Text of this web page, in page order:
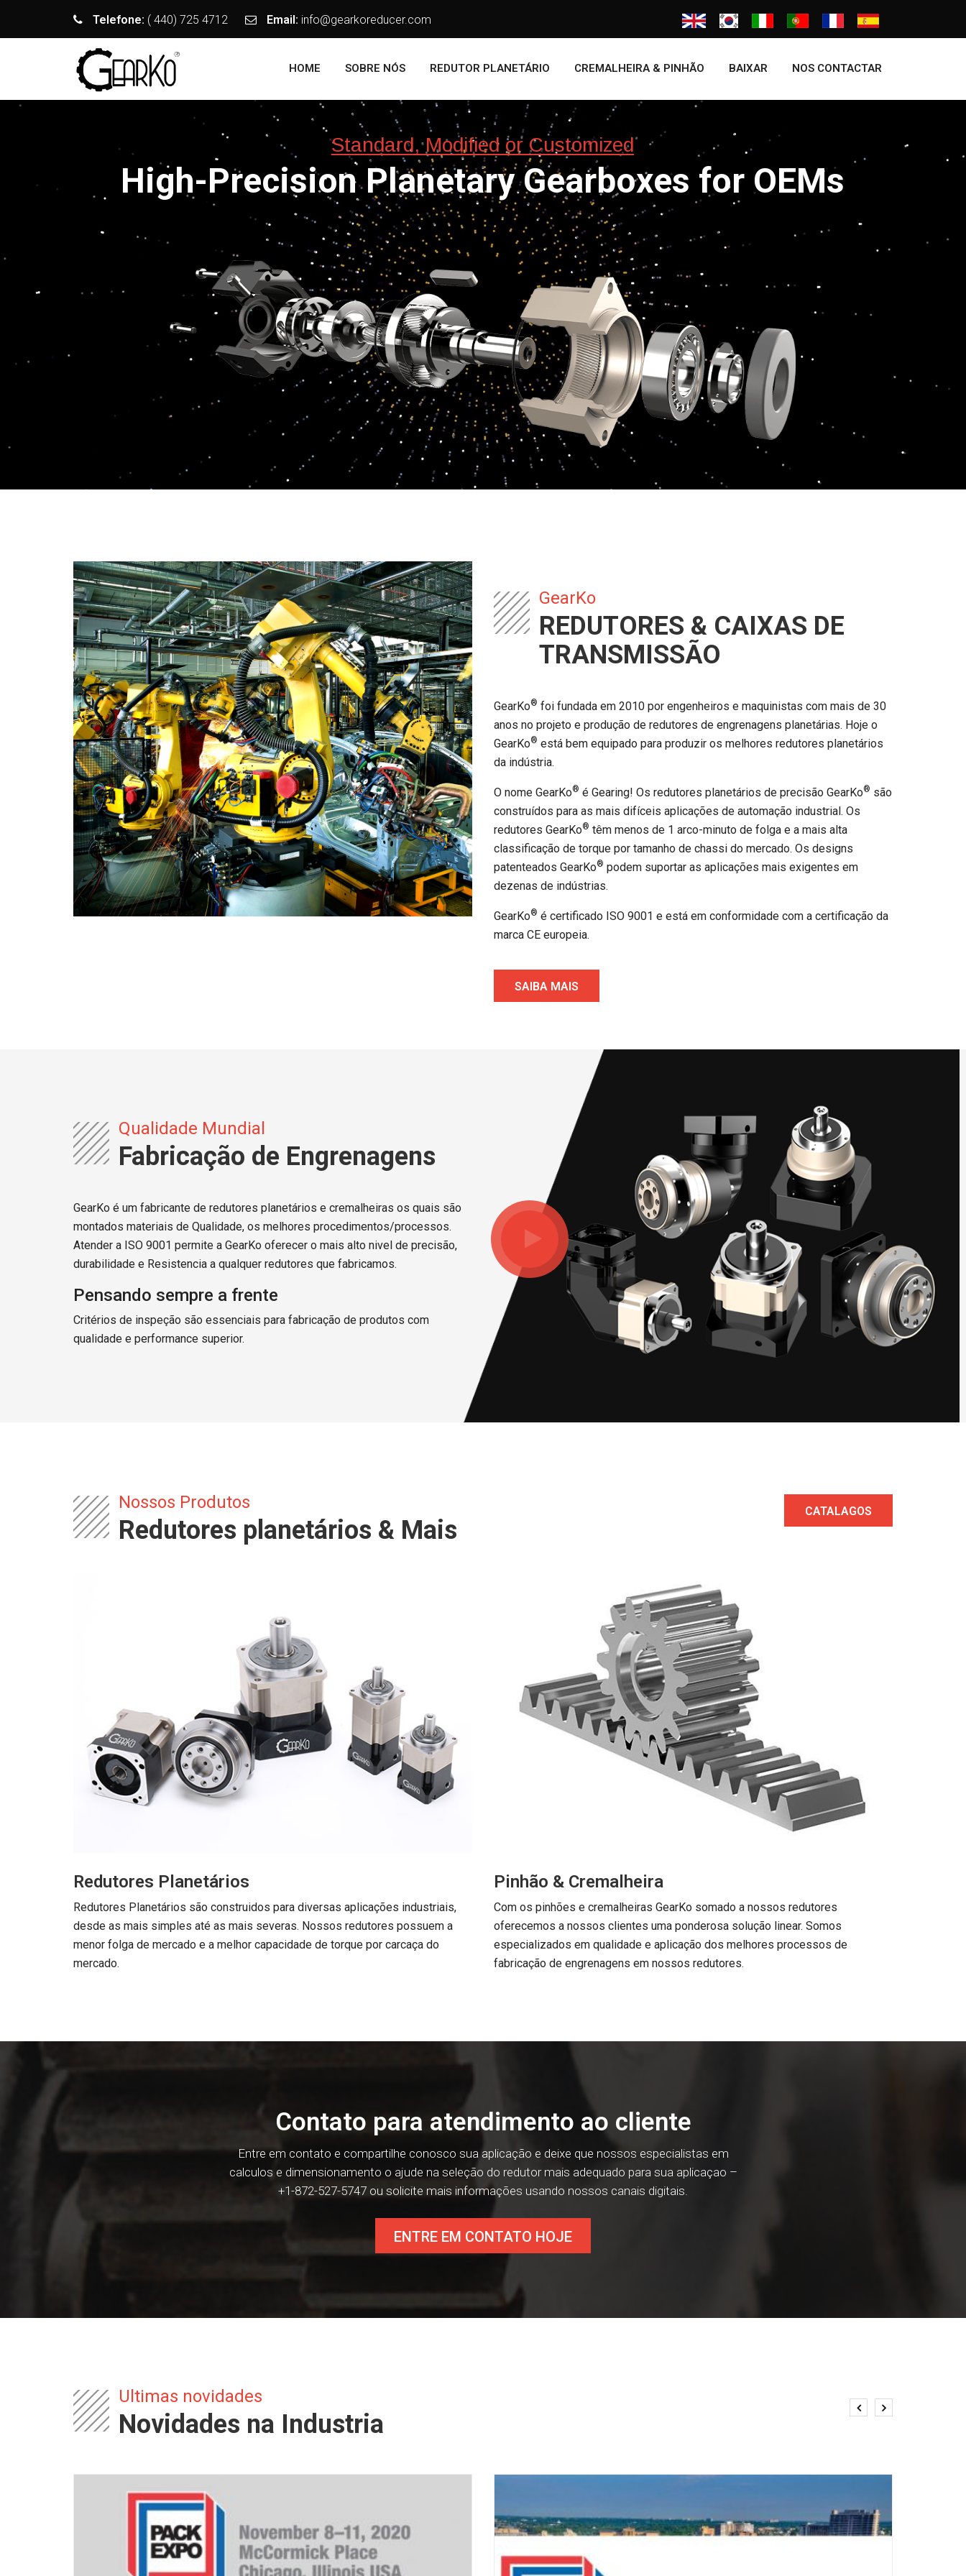
Telefone: ( 440) 725 4712 Email: info@gearkoreducer.com
HOME SOBRE NÓS REDUTOR PLANETÁRIO CREMALHEIRA & PINHÃO BAIXAR NOS CONTACTAR
High-Precision Planetary Gearboxes for OEMs
Standard, Modified or Customized
GearKo
REDUTORES & CAIXAS DE
TRANSMISSÃO
GearKo® foi fundada em 2010 por engenheiros e maquinistas com mais de 30
anos no projeto e produção de redutores de engrenagens planetárias. Hoje o
GearKo® está bem equipado para produzir os melhores redutores planetários
da indústria.
O nome GearKo® é Gearing! Os redutores planetários de precisão GearKo® são
construídos para as mais difíceis aplicações de automação industrial. Os
redutores GearKo® têm menos de 1 arco-minuto de folga e a mais alta
classificação de torque por tamanho de chassi do mercado. Os designs
patenteados GearKo® podem suportar as aplicações mais exigentes em
dezenas de indústrias.
GearKo® é certificado ISO 9001 e está em conformidade com a certificação da
marca CE europeia.
SAIBA MAIS
Qualidade Mundial
Fabricação de Engrenagens
GearKo é um fabricante de redutores planetários e cremalheiras os quais são
montados materiais de Qualidade, os melhores procedimentos/processos.
Atender a ISO 9001 permite a GearKo oferecer o mais alto nivel de precisão,
durabilidade e Resistencia a qualquer redutores que fabricamos.
Pensando sempre a frente
Critérios de inspeção são essenciais para fabricação de produtos com
qualidade e performance superior.
Nossos Produtos
Redutores planetários & Mais
CATALAGOS
Redutores Planetários
Redutores Planetários são construidos para diversas aplicações industriais,
desde as mais simples até as mais severas. Nossos redutores possuem a
menor folga de mercado e a melhor capacidade de torque por carcaça do
mercado.
Pinhão & Cremalheira
Com os pinhões e cremalheiras GearKo somado a nossos redutores
oferecemos a nossos clientes uma ponderosa solução linear. Somos
especializados em qualidade e aplicação dos melhores processos de
fabricação de engrenagens em nossos redutores.
Contato para atendimento ao cliente
Entre em contato e compartilhe conosco sua aplicação e deixe que nossos especialistas em
calculos e dimensionamento o ajude na seleção do redutor mais adequado para sua aplicaçao –
+1-872-527-5747 ou solicite mais informações usando nossos canais digitais.
ENTRE EM CONTATO HOJE
Ultimas novidades
Novidades na Industria